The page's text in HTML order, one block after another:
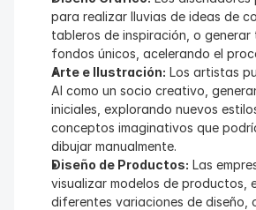
para realizar lluvias de ideas de
tableros de inspiración, o
fondos únicos, acelerando el
Arte e Ilustración: Los artistas
AI como un socio creativo,
iniciales, explorando nuevos
conceptos imaginativos que
dibujar manualmente.
Diseño de Productos: Las
visualizar modelos de productos,
diferentes variaciones de diseño,